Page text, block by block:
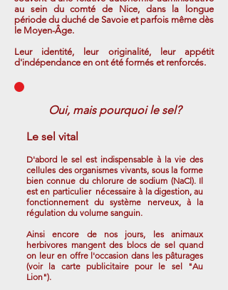
au sein du comté de Nice, dans la longue
période du duché de Savoie et parfois même dès
le Moyen-Âge.
Leur identité, leur originalité, leur appétit
d'indépendance en ont été formés et renforcés.
Oui, mais pourquoi le sel?
Le sel vital
D'abord le sel est indispensable à la vie des
cellules des organismes vivants, sous la forme
bien connue du chlorure de sodium (NaCl). Il
est en particulier nécessaire à la digestion, au
fonctionnement du système nerveux, à la
régulation du volume sanguin.
Ainsi encore de nos jours, les animaux
herbivores mangent des blocs de sel quand
on leur en offre l'occasion dans les pâturages
(voir la carte publicitaire pour le sel "Au
Lion").